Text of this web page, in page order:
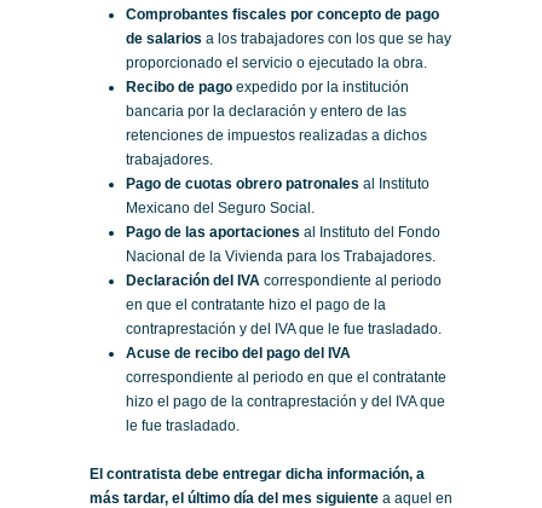
Comprobantes fiscales por concepto de pago
de salarios a los trabajadores con los que se hay
proporcionado el servicio o ejecutado la obra.
Recibo de pago expedido por la institución
bancaria por la declaración y entero de las
retenciones de impuestos realizadas a dichos
trabajadores.
Pago de cuotas obrero patronales al Instituto
Mexicano del Seguro Social.
Pago de las aportaciones al Instituto del Fondo
Nacional de la Vivienda para los Trabajadores.
Declaración del IVA correspondiente al periodo
en que el contratante hizo el pago de la
contraprestación y del IVA que le fue trasladado.
Acuse de recibo del pago del IVA
correspondiente al periodo en que el contratante
hizo el pago de la contraprestación y del IVA que
le fue trasladado.
El contratista debe entregar dicha información, a
más tardar, el último día del mes siguiente a aquel en